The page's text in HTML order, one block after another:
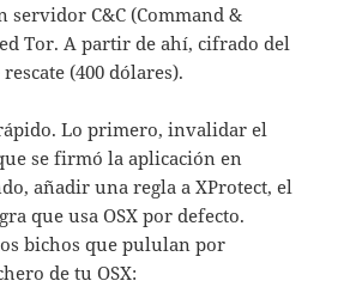
servidor C&C (Command &
Tor. A partir de ahí, cifrado del
(400 dólares).
Lo primero, invalidar el
se firmó la aplicación en
añadir una regla a XProtect, el
que usa OSX por defecto.
bichos que pululan por
de tu OSX: